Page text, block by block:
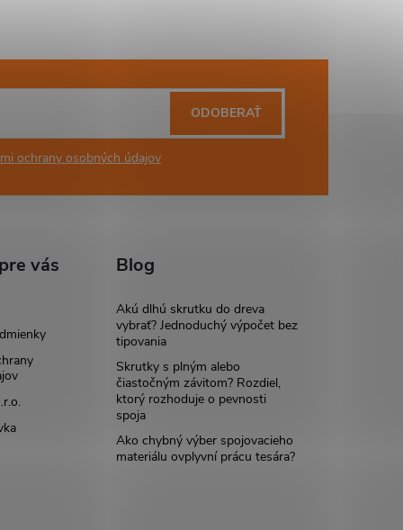
ochrany osobných údajov
ODOBERAŤ
vás Blog
Akú dlhú skrutku do dreva
vybrať? Jednoduchý výpočet bez
tipovania
Skrutky s plným alebo
čiastočným závitom? Rozdiel,
ktorý rozhoduje o pevnosti
spoja
Ako chybný výber spojovacieho
materiálu ovplyvní prácu tesára?